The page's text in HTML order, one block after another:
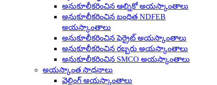
అనుకూలీకరించిన ఆల్నికో అయస్కాంతాలు
అనుకూలీకరించిన బంధిత NDFEB
అయస్కాంతాలు
అనుకూలీకరించిన ఫెర్రైట్ అయస్కాంతాలు
అనుకూలీకరించిన రబ్బరు అయస్కాంతాలు
అనుకూలీకరించిన SMCO అయస్కాంతాలు
అయస్కాంత సాధనాలు
వెల్డింగ్ అయస్కాంతాలు